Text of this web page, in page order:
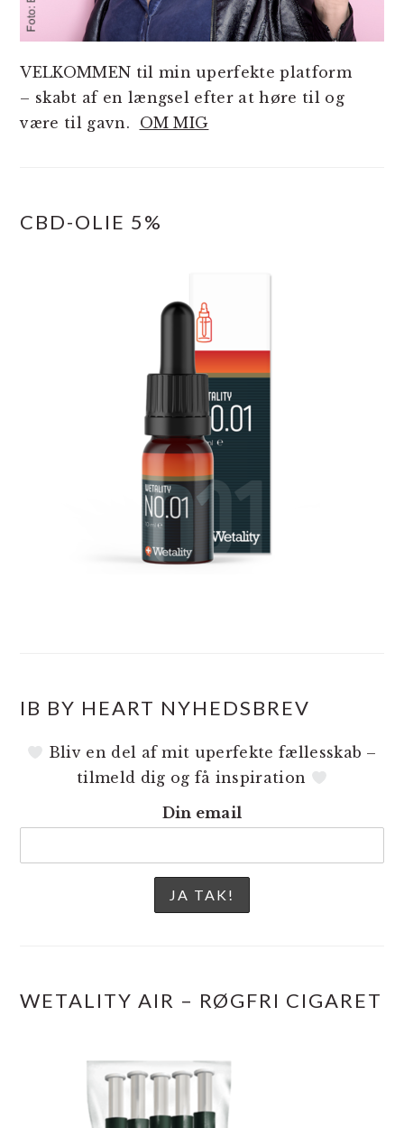
VELKOMMEN til min uperfekte platform
– skabt af en længsel efter at høre til og
være til gavn. OM MIG
CBD-OLIE 5%
IB BY HEART NYHEDSBREV
Bliv en del af mit uperfekte fællesskab –
tilmeld dig og få inspiration
Din email
WETALITY AIR – RØGFRI CIGARET